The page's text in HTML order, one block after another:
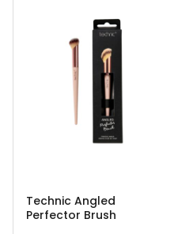
Technic Angled
Perfector Brush